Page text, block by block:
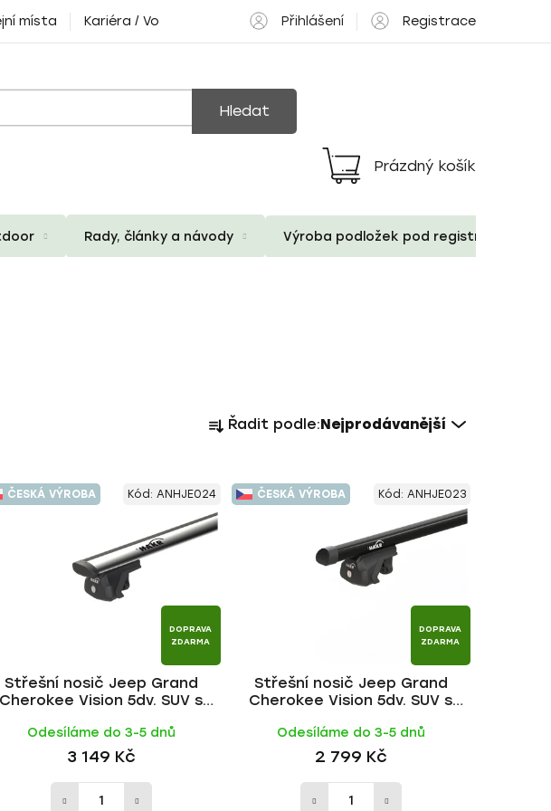
místa Kariéra / Volné pozice Přihlášení Registrace
Hledat
Nákupní
košík
Prázdný košík
Rady, články a návody Výroba podložek pod registrační
a
n
í
o
d
u
k
Řadit podle:Nejprodávanější
ČESKÁ VÝROBA
DOPRAVA
ZDARMA
Střešní nosič Jeep Grand
Cherokee Vision 5dv. SUV s
tyč | HAKR
Odesíláme do 3-5 dnů
3 149 Kč
Kód: ANHJE024 ČESKÁ VÝROBA
DOPRAVA
ZDARMA
Střešní nosič Jeep Grand
Cherokee Vision 5dv. SUV s
tyč | HAKR
Odesíláme do 3-5 dnů
2 799 Kč
Kód: ANHJE023